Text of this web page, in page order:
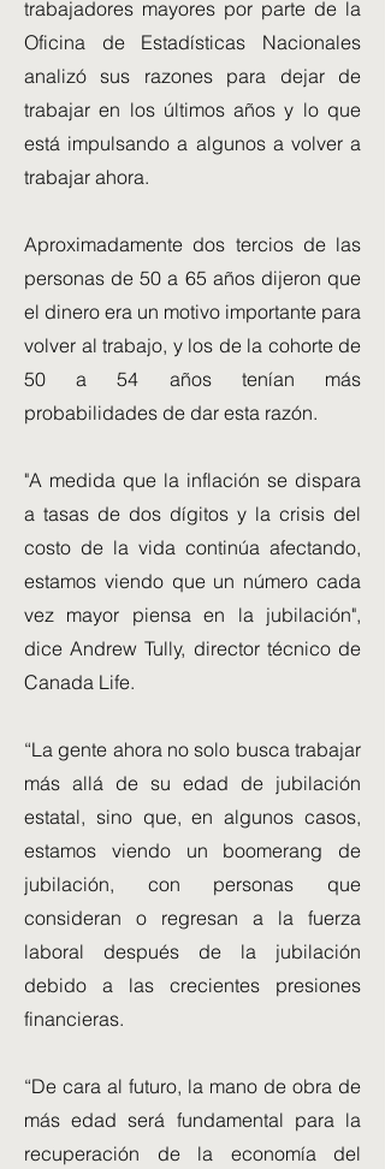
trabajadores mayores por parte de la
Oficina de Estadísticas Nacionales
analizó sus razones para dejar de
trabajar en los últimos años y lo que
está impulsando a algunos a volver a
trabajar ahora.
Aproximadamente dos tercios de las
personas de 50 a 65 años dijeron que
el dinero era un motivo importante para
volver al trabajo, y los de la cohorte de
50 a 54 años tenían más
probabilidades de dar esta razón.
"A medida que la inflación se dispara
a tasas de dos dígitos y la crisis del
costo de la vida continúa afectando,
estamos viendo que un número cada
vez mayor piensa en la jubilación",
dice Andrew Tully, director técnico de
Canada Life.
“La gente ahora no solo busca trabajar
más allá de su edad de jubilación
estatal, sino que, en algunos casos,
estamos viendo un boomerang de
jubilación, con personas que
consideran o regresan a la fuerza
laboral después de la jubilación
debido a las crecientes presiones
financieras.
“De cara al futuro, la mano de obra de
más edad será fundamental para la
recuperación de la economía del